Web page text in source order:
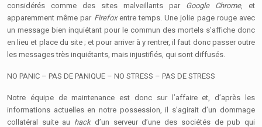
considérés comme des sites malveillants parGoogle Chrome, et
apparemment même par Firefoxentre temps. Une jolie page rouge avec
un message bien inquiétant pour le commun des mortels s’affiche donc
en lieu et place du site ; et pour arriver à y rentrer, il faut donc passer outre
les messages très inquiétants, mais injustifiés, qui sont diffusés.
NO PANIC – PAS DE PANIQUE – NO STRESS – PAS DE STRESS
Notre équipe de maintenance est donc sur l’affaire et, d’après les
informations actuelles en notre possession, il s’agirait d’un dommage
collatéral suite au hackd’un serveur d’une des sociétés de pub qui